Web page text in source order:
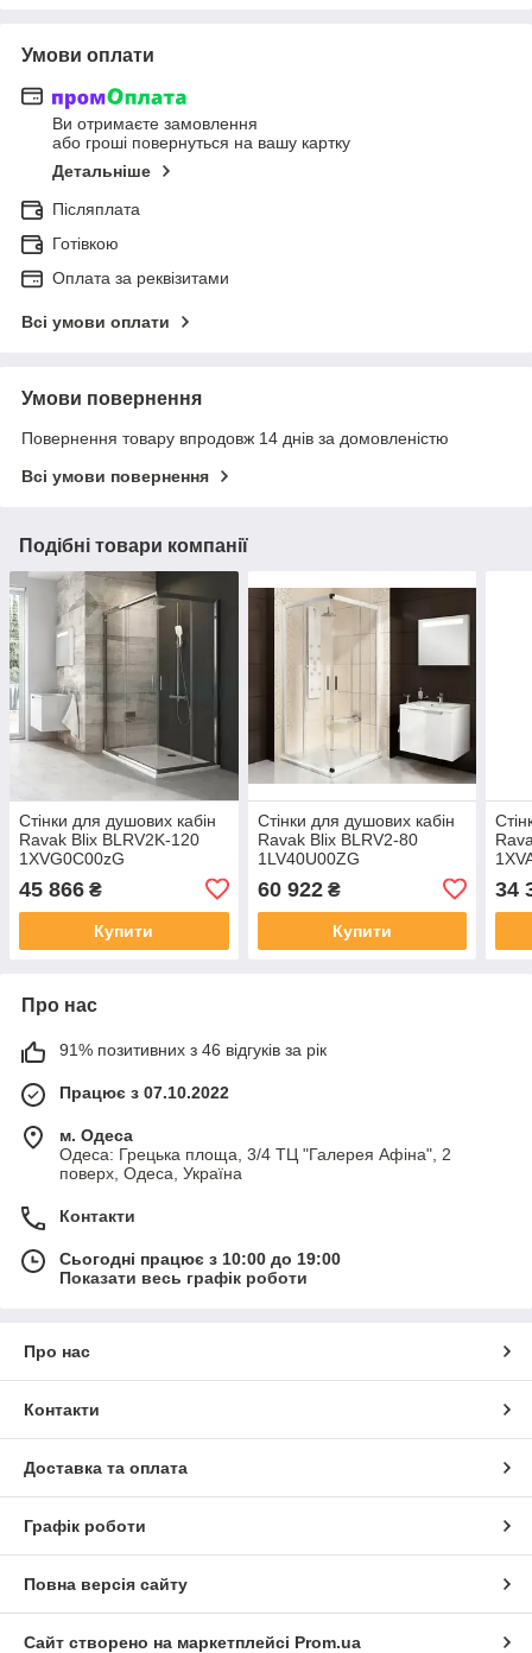
Умови оплати
Ви отримаєте замовлення
або гроші повернуться на вашу картку
Детальніше
Післяплата
Готівкою
Оплата за реквізитами
Всі умови оплати
Умови повернення
Повернення товару впродовж 14 днів за домовленістю
Всі умови повернення
Подібні товари компанії
Стінки для душових кабін
Ravak Blix BLRV2K-120
1XVG0C00zG
45 866 ₴
Купити
Стінки для душових кабін
Ravak Blix BLRV2-80
1LV40U00ZG
60 922₴
Купити
34
Про нас
91% позитивних з 46 відгуків за рік
Працює з 07.10.2022
м. Одеса
Одеса: Грецька площа, 3/4 ТЦ "Галерея Афіна", 2
поверх, Одеса, Україна
Контакти
Сьогодні працює з 10:00 до 19:00
Показати весь графік роботи
Про нас
Контакти
Доставка та оплата
Графік роботи
Повна версія сайту
Сайт створено на маркетплейсі Prom.ua